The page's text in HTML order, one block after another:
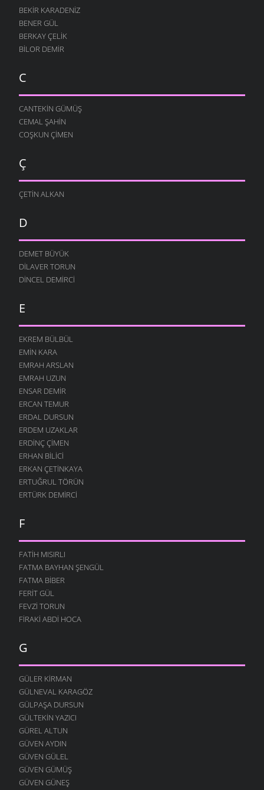
BEKIR KARADENIZ
BENER GÜL
BERKAY ÇELIK
BILOR DEMIR
C
CANTEKIN GÜMÜŞ
CEMAL ŞAHIN
COŞKUN ÇIMEN
Ç
ÇETIN ALKAN
D
DEMET BÜYÜK
DILAVER TORUN
DINCEL DEMIRCI
E
EKREM BÜLBÜL
EMIN KARA
EMRAH ARSLAN
EMRAH UZUN
ENSAR DEMIR
ERCAN TEMUR
ERDAL DURSUN
ERDEM UZAKLAR
ERDINÇ ÇIMEN
ERHAN BILICI
ERKAN ÇETINKAYA
ERTUĞRUL TÖRÜN
ERTÜRK DEMIRCI
F
FATIH MISIRLI
FATMA BAYHAN ŞENGÜL
FATMA BIBER
FERIT GÜL
FEVZI TORUN
FIRAKI ABDI HOCA
G
GÜLER KIRMAN
GÜLNEVAL KARAGÖZ
GÜLPAŞA DURSUN
GÜLTEKIN YAZICI
GÜREL ALTUN
GÜVEN AYDIN
GÜVEN GÜLEL
GÜVEN GÜMÜŞ
GÜVEN GÜNEŞ